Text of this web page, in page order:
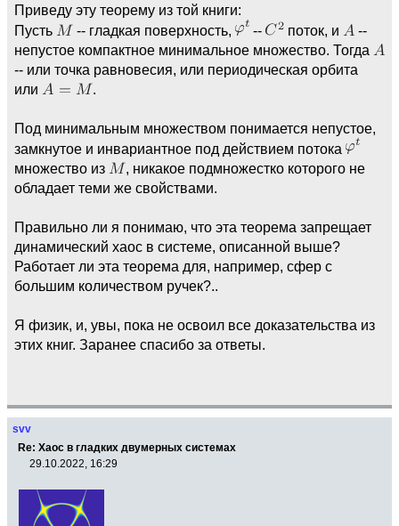
Приведу эту теорему из той книги:
Пусть
-- гладкая поверхность, -- поток, и
--
непустое компактное минимальное множество. Тогда
-- или точка равновесия, или периодическая орбита
или
.
Под минимальным множеством понимается непустое,
замкнутое и инвариантное под действием потока
множество из
, никакое подмножестко которого не
обладает теми же свойствами.
Правильно ли я понимаю, что эта теорема запрещает
динамический хаос в системе, описанной выше?
Работает ли эта теорема для, например, сфер с
большим количеством ручек?..
Я физик, и, увы, пока не освоил все доказательства из
этих книг. Заранее спасибо за ответы.
svv
Re: Хаос в гладких двумерных системах
29.10.2022, 16:29